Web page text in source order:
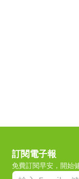
訂閱電子報
免費訂閱早安，開始